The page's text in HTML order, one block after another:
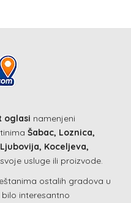
oglasi namenjeni
Šabac, Loznica,
Koceljeva,
usluge ili proizvode.
ostalih gradova u
interesantno